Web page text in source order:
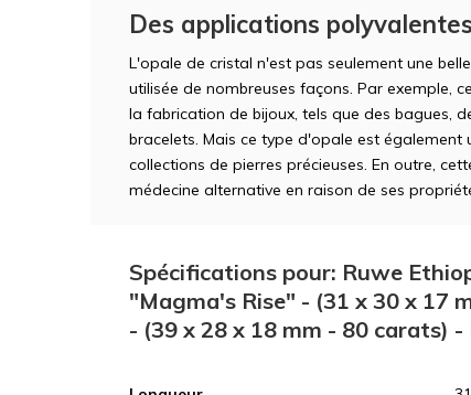
Des applications polyvalentes
L'opale de cristal n'est pas seulement une
utilisée de nombreuses façons. Par exemple,
la fabrication de bijoux, tels que des bagues,
bracelets. Mais ce type d'opale est
collections de pierres précieuses. En outre,
médecine alternative en raison de ses
Spécifications pour: Ruwe
"Magma's Rise" - (31 x 30 x 17
- (39 x 28 x 18 mm - 80 carats) -